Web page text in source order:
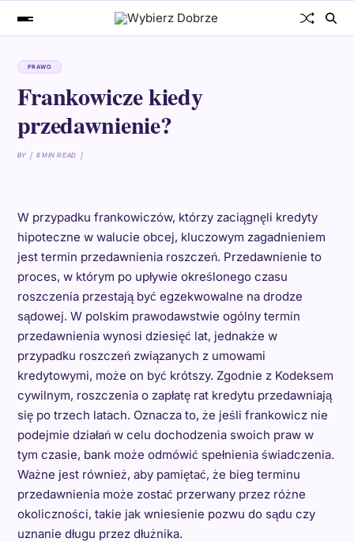
PRAWO
Frankowicze kiedy
przedawnienie?
BY 8 MIN READ
W przypadku frankowiczów, którzy zaciągnęli kredyty
hipoteczne w walucie obcej, kluczowym zagadnieniem
jest termin przedawnienia roszczeń. Przedawnienie to
proces, w którym po upływie określonego czasu
roszczenia przestają być egzekwowalne na drodze
sądowej. W polskim prawodawstwie ogólny termin
przedawnienia wynosi dziesięć lat, jednakże w
przypadku roszczeń związanych z umowami
kredytowymi, może on być krótszy. Zgodnie z Kodeksem
cywilnym, roszczenia o zapłatę rat kredytu przedawniają
się po trzech latach. Oznacza to, że jeśli frankowicz nie
podejmie działań w celu dochodzenia swoich praw w
tym czasie, bank może odmówić spełnienia świadczenia.
Ważne jest również, aby pamiętać, że bieg terminu
przedawnienia może zostać przerwany przez różne
okoliczności, takie jak wniesienie pozwu do sądu czy
uznanie długu przez dłużnika.